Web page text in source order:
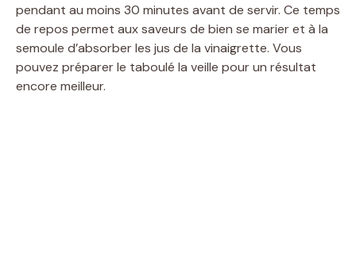
pendant au moins 30 minutes avant de servir. Ce temps
de repos permet aux saveurs de bien se marier et à la
semoule d’absorber les jus de la vinaigrette. Vous
pouvez préparer le taboulé la veille pour un résultat
encore meilleur.